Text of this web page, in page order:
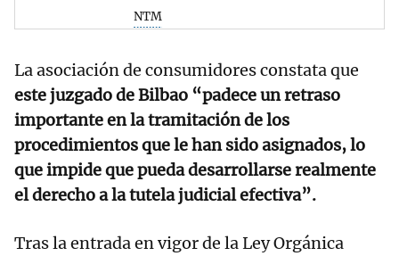
NTM
La asociación de consumidores constata que
este juzgado de Bilbao “padece un retraso
importante en la tramitación de los
procedimientos que le han sido asignados, lo
que impide que pueda desarrollarse realmente
el derecho a la tutela judicial efectiva”.
Tras la entrada en vigor de la Ley Orgánica